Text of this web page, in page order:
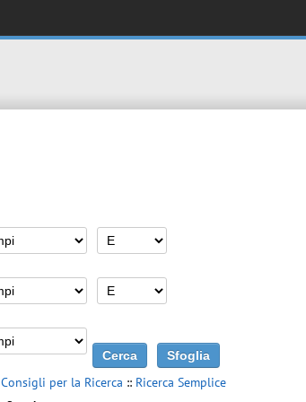
Consigli per la Ricerca :: Ricerca Semplice